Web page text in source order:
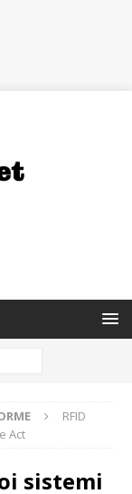
RFID
Act
sistemi